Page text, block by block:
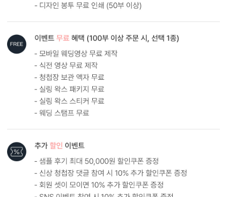
봉합용 스티커 기본 구성입니다.